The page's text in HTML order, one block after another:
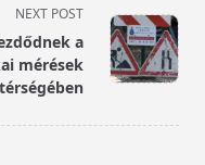
NEXT POST
a
mérések